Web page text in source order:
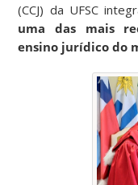
(CCJ) da UFSC
uma das mais
ensino jurídico do